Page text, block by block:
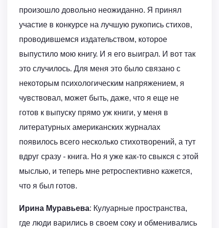
произошло довольно неожиданно. Я принял
участие в конкурсе на лучшую рукопись стихов,
проводившемся издательством, которое
выпустило мою книгу. И я его выиграл. И вот так
это случилось. Для меня это было связано с
некоторым психологическим напряжением, я
чувствовал, может быть, даже, что я еще не
готов к выпуску прямо уж книги, у меня в
литературных американских журналах
появилось всего несколько стихотворений, а тут
вдруг сразу - книга. Но я уже как-то свыкся с этой
мыслью, и теперь мне ретроспективно кажется,
что я был готов.
Ирина Муравьева: Кулуарные пространства,
где люди варились в своем соку и обменивались